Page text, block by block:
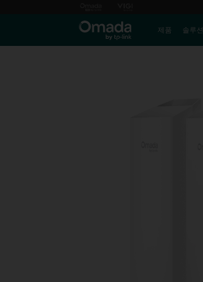
제품 솔루션